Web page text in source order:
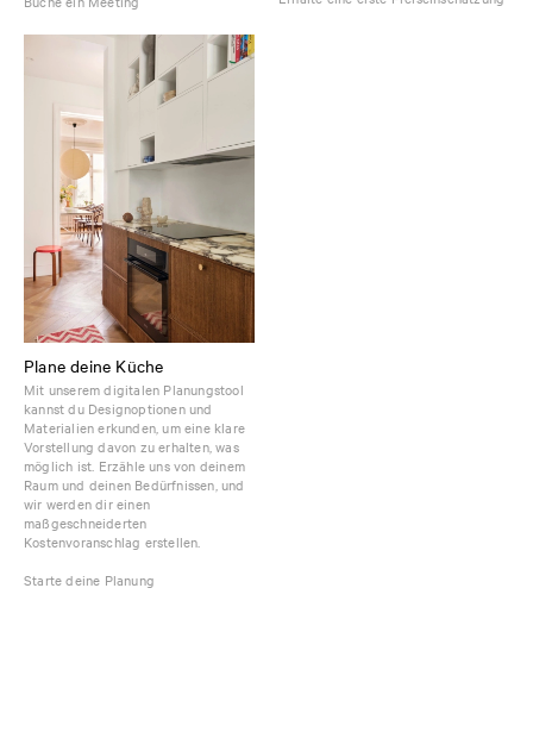
Plane deine Küche
Mit unserem digitalen Planungstool
kannst du Designoptionen und
Materialien erkunden, um eine klare
Vorstellung davon zu erhalten, was
möglich ist. Erzähle uns von deinem
Raum und deinen Bedürfnissen, und
wir werden dir einen
maßgeschneiderten
Kostenvoranschlag erstellen.
Starte deine Planung